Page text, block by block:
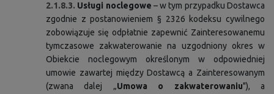
2.1.8.3. Usługi noclegowe – w tym przypadku Dostawca
zgodnie z postanowieniem § 2326 kodeksu cywilnego
zobowiązuje się odpłatnie zapewnić Zainteresowanemu
tymczasowe zakwaterowanie na uzgodniony okres w
Obiekcie noclegowym określonym w odpowiedniej
umowie zawartej między Dostawcą a Zainteresowanym
(zwana dalej „Umowa o zakwaterowaniu"), a